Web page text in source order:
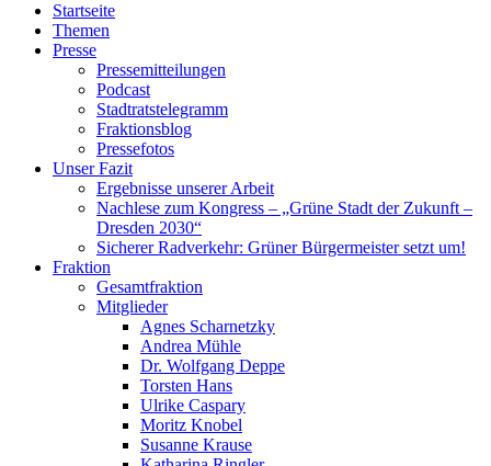
Startseite
Themen
Presse
Pressemitteilungen
Podcast
Stadtratstelegramm
Fraktionsblog
Pressefotos
Unser Fazit
Ergebnisse unserer Arbeit
Nachlese zum Kongress – „Grüne Stadt der Zukunft –
Dresden 2030“
Sicherer Radverkehr: Grüner Bürgermeister setzt um!
Fraktion
Gesamtfraktion
Mitglieder
Agnes Scharnetzky
Andrea Mühle
Dr. Wolfgang Deppe
Torsten Hans
Ulrike Caspary
Moritz Knobel
Susanne Krause